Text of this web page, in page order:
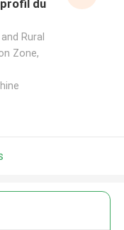
du
Rural
Zone,